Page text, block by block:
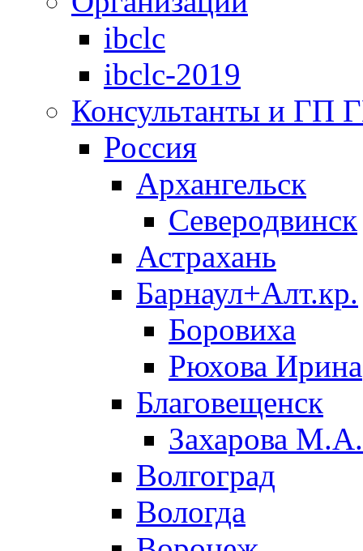
ibclc
ibclc-2019
Консультанты и ГП
Россия
Архангельск
Северодвинск
Астрахань
Барнаул+Алт.кр.
Боровиха
Рюхова Ирина
Благовещенск
Захарова М.А.
Волгоград
Вологда